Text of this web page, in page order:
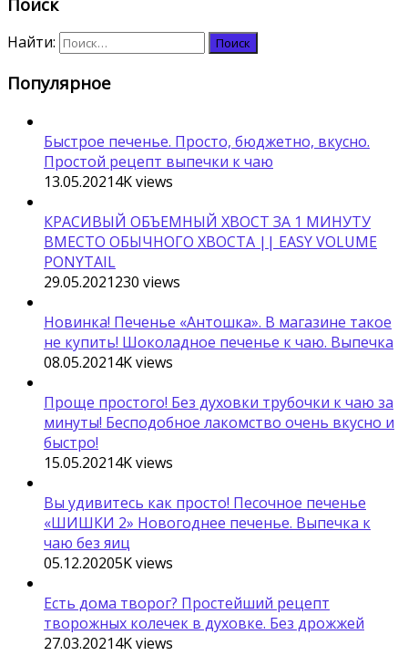
Найти:
Популярное
Быстрое печенье. Просто, бюджетно, вкусно.
Простой рецепт выпечки к чаю
13.05.20214Kviews
КРАСИВЫЙ ОБЪЕМНЫЙ ХВОСТ ЗА 1 МИНУТУ
ВМЕСТО ОБЫЧНОГО ХВОСТА || EASY VOLUME
PONYTAIL
29.05.2021230 views
Новинка! Печенье «Антошка». В магазине такое
не купить! Шоколадное печенье к чаю. Выпечка
08.05.20214Kviews
Проще простого! Без духовки трубочки к чаю за
минуты! Бесподобное лакомство очень вкусно и
быстро!
15.05.20214Kviews
Вы удивитесь как просто! Песочное печенье
«ШИШКИ 2» Новогоднее печенье. Выпечка к
чаю без яиц
05.12.20205Kviews
Есть дома творог? Простейший рецепт
творожных колечек в духовке. Без дрожжей
27.03.20214Kviews